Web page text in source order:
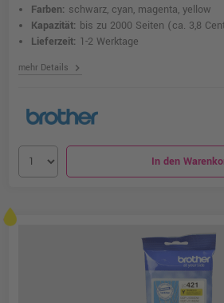
Farben: schwarz, cyan, magenta, yellow
Kapazität: bis zu 2000 Seiten (ca. 3,8
Lieferzeit: 1-2 Werktage
mehr Details chevron_right
In den